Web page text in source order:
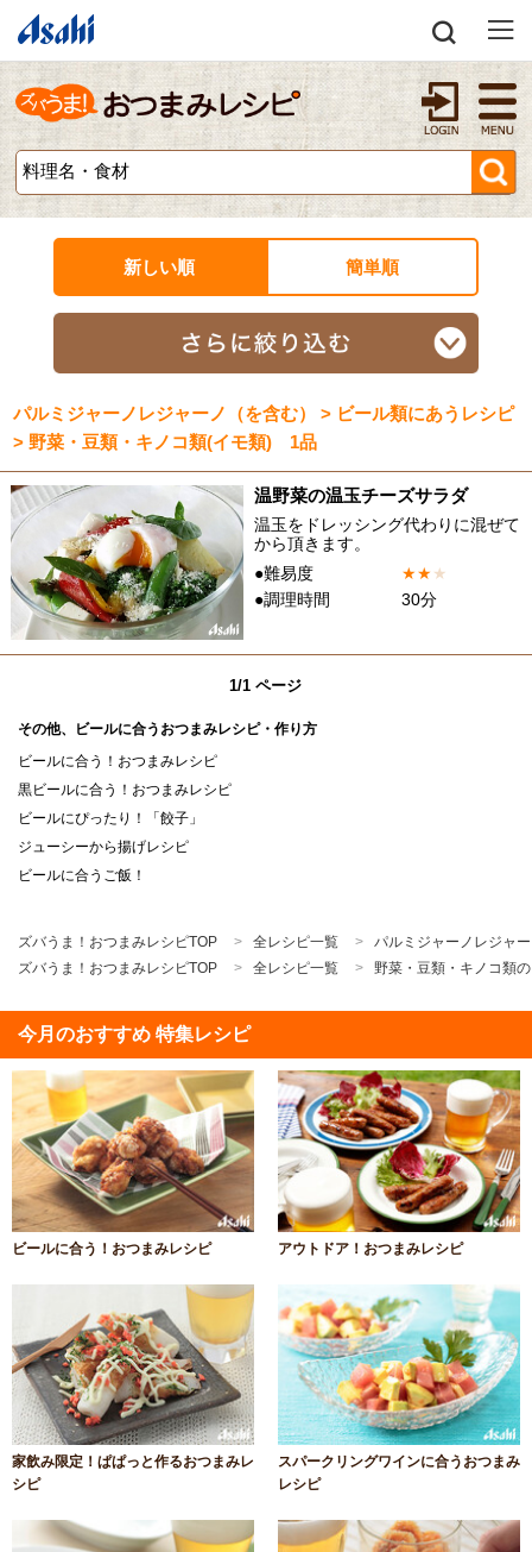
新しい順 簡単順
パルミジャーノレジャーノ（を含む） > ビール類にあうレシピ
> 野菜・豆類・キノコ類(イモ類) 1品
温野菜の温玉チーズサラダ
温玉をドレッシング代わりに混ぜて
から頂きます。
●難易度
★★★
●調理時間
30分
1/1 ページ
その他、ビールに合うおつまみレシピ・作り方
ビールに合う！おつまみレシピ
黒ビールに合う！おつまみレシピ
ビールにぴったり！「餃子」
ジューシーから揚げレシピ
ビールに合うご飯！
ズバうま！おつまみレシピTOP 全レシピ一覧
パルミジャーノレジャ
ズバうま！おつまみレシピTOP
全レシピ一覧 野菜・豆類・キノコ類
今月のおすすめ 特集レシピ
ビールに合う！おつまみレシピ アウトドア！おつまみレシピ
家飲み限定！ぱぱっと作るおつまみレ
シピ
スパークリングワインに合うおつまみ
レシピ